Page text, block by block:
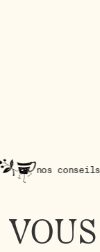
dégustation
VOUS